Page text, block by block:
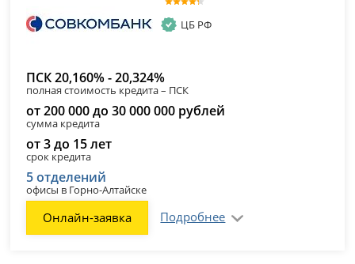
ЦБ РФ
ПСК 20,160% - 20,324%
полная стоимость кредита – ПСК
от 200 000 до 30 000 000 рублей
сумма кредита
от 3 до 15 лет
срок кредита
5 отделений
офисы в Горно-Алтайске
Онлайн-заявка Подробнее